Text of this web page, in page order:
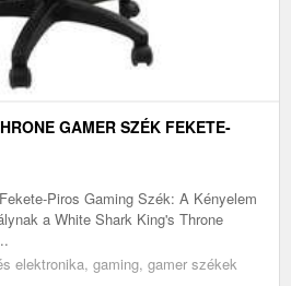
GAMER SZÉK FEKETE-
Piros Gaming Szék: A Kényelem
a White Shark King's Throne
elektronika, gaming, gamer székek